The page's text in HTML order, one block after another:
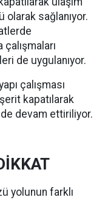
olarak sağlanıyor.
de uygulanıyor.
çalışması
kapatılarak
devam ettiriliyor.
yolunun farklı